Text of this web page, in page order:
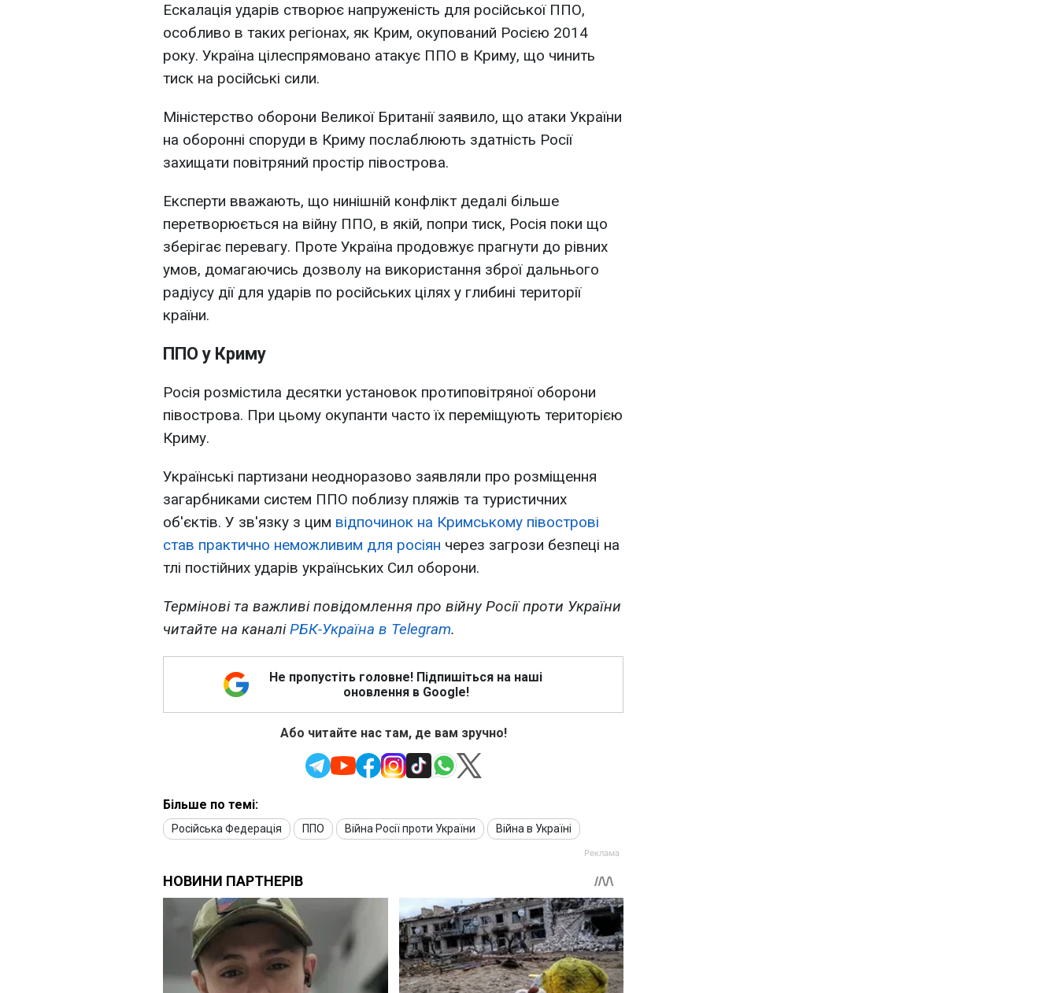
Ескалація ударів створює напруженість для російської ППО,
особливо в таких регіонах, як Крим, окупований Росією 2014
року. Україна цілеспрямовано атакує ППО в Криму, що чинить
тиск на російські сили.
Міністерство оборони Великої Британії заявило, що атаки України
на оборонні споруди в Криму послаблюють здатність Росії
захищати повітряний простір півострова.
Експерти вважають, що нинішній конфлікт дедалі більше
перетворюється на війну ППО, в якій, попри тиск, Росія поки що
зберігає перевагу. Проте Україна продовжує прагнути до рівних
умов, домагаючись дозволу на використання зброї дальнього
радіусу дії для ударів по російських цілях у глибині території
країни.
ППО у Криму
Росія розмістила десятки установок протиповітряної оборони
півострова. При цьому окупанти часто їх переміщують територією
Криму.
Українські партизани неодноразово заявляли про розміщення
загарбниками систем ППО поблизу пляжів та туристичних
об'єктів. У зв'язку з цим відпочинок на Кримському півострові
став практично неможливим для росіян через загрози безпеці на
тлі постійних ударів українських Сил оборони.
Термінові та важливі повідомлення про війну Росії проти України
читайте на каналіРБК-Україна в Telegram.
Не пропустіть головне! Підпишіться на наші
оновлення в Google!
Або читайте нас там, де вам зручно!
Більше по темі:
Російська Федерація ППО Війна Росії проти України Війна в Україні